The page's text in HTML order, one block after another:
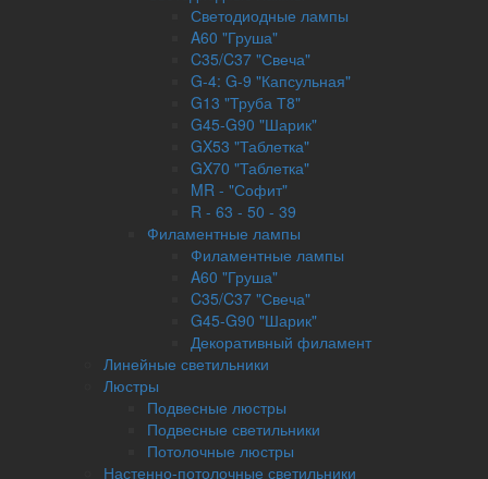
Светодиодные лампы
A60 "Груша"
C35/C37 "Свеча"
G-4: G-9 "Капсульная"
G13 "Труба Т8"
G45-G90 "Шарик"
GX53 "Таблетка"
GX70 "Таблетка"
MR - "Софит"
R - 63 - 50 - 39
Филаментные лампы
Филаментные лампы
A60 "Груша"
C35/C37 "Свеча"
G45-G90 "Шарик"
Декоративный филамент
Линейные светильники
Люстры
Подвесные люстры
Подвесные светильники
Потолочные люстры
Настенно-потолочные светильники